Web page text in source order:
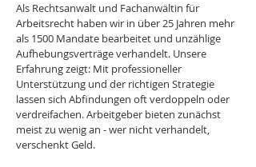
Als Rechtsanwalt und Fachanwältin für
Arbeitsrecht haben wir in über 25 Jahren mehr
als 1500 Mandate bearbeitet und unzählige
Aufhebungsverträge verhandelt. Unsere
Erfahrung zeigt: Mit professioneller
Unterstützung und der richtigen Strategie
lassen sich Abfindungen oft verdoppeln oder
verdreifachen. Arbeitgeber bieten zunächst
meist zu wenig an - wer nicht verhandelt,
verschenkt Geld.